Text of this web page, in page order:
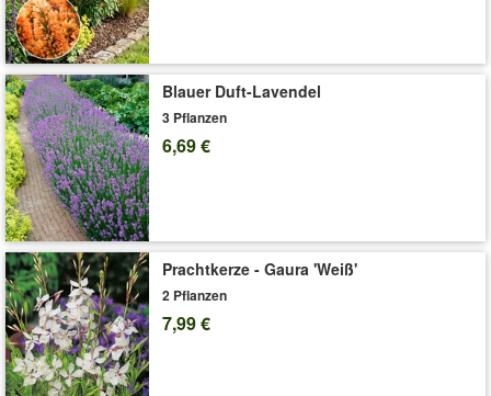
'Bodendecker-Nelke 'Vivid®''
Blauer Duft-Lavendel
3 Pflanzen
6,69 €
Prachtkerze - Gaura 'Weiß'
2 Pflanzen
7,99 €